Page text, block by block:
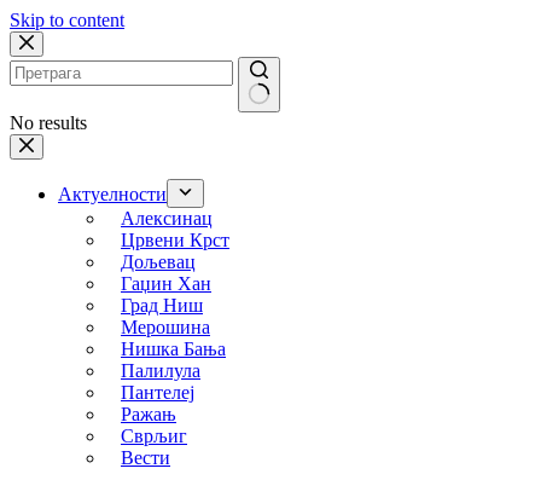
Skip to content
No results
Актуелности
Алексинац
Црвени Крст
Дољевац
Гаџин Хан
Град Ниш
Мерошина
Нишка Бања
Палилула
Пантелеј
Ражањ
Сврљиг
Вести